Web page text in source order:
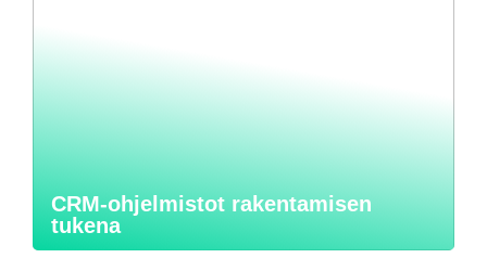
CRM-ohjelmistot rakentamisen
tukena